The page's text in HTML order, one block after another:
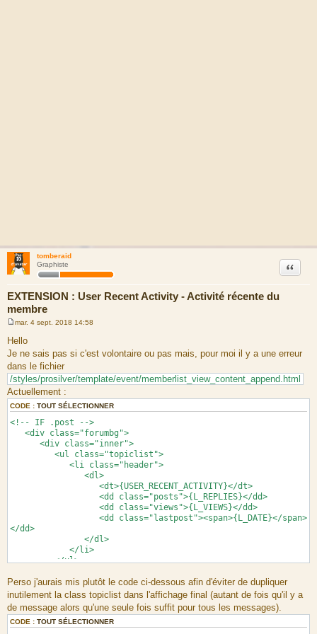
tomberaid
Graphiste
EXTENSION : User Recent Activity - Activité récente du
membre
Citation
e
s
s
a
g
e
mar. 4 sept. 2018 14:58
Hello
Je ne sais pas si c'est volontaire ou pas mais, pour moi il y a une erreur
dans le fichier
/styles/prosilver/template/event/memberlist_view_content_append.html
Actuellement :
CODE : TOUT SÉLECTIONNER
<!-- IF .post -->
<div class="forumbg">
<div class="inner">
<ul class="topiclist">
<li class="header">
<dl>
<dt>{USER_RECENT_ACTIVITY}</dt>
<dd class="posts">{L_REPLIES}</dd>
<dd class="views">{L_VIEWS}</dd>
<dd class="lastpost"><span>{L_DATE}</span>
</dd>
</dl>
</li>
</ul>
<ul class="topiclist">
<li class="row<!-- IF post.S_ROW_COUNT is
even --> bg1<!-- ELSE --> bg2<!-- ENDIF -->">
<dl>
<dt>
Perso j'aurais mis plutôt le code ci-dessous afin d'éviter de dupliquer
inutilement la class topiclist dans l'affichage final (autant de fois qu'il y a
de message alors qu'une seule fois suffit pour tous les messages).
CODE : TOUT SÉLECTIONNER